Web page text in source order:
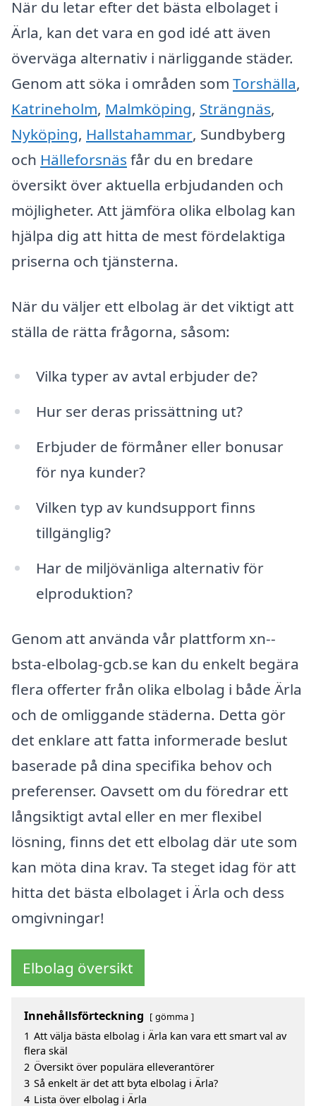
När du letar efter det bästa elbolaget i
Ärla, kan det vara en god idé att även
överväga alternativ i närliggande städer.
Genom att söka i områden som Torshälla,
Katrineholm, Malmköping, Strängnäs,
Nyköping, Hallstahammar, Sundbyberg
och Hälleforsnäs får du en bredare
översikt över aktuella erbjudanden och
möjligheter. Att jämföra olika elbolag kan
hjälpa dig att hitta de mest fördelaktiga
priserna och tjänsterna.
När du väljer ett elbolag är det viktigt att
ställa de rätta frågorna, såsom:
Vilka typer av avtal erbjuder de?
Hur ser deras prissättning ut?
Erbjuder de förmåner eller bonusar
för nya kunder?
Vilken typ av kundsupport finns
tillgänglig?
Har de miljövänliga alternativ för
elproduktion?
Genom att använda vår plattform xn--
bsta-elbolag-gcb.se kan du enkelt begära
flera offerter från olika elbolag i både Ärla
och de omliggande städerna. Detta gör
det enklare att fatta informerade beslut
baserade på dina specifika behov och
preferenser. Oavsett om du föredrar ett
långsiktigt avtal eller en mer flexibel
lösning, finns det ett elbolag där ute som
kan möta dina krav. Ta steget idag för att
hitta det bästa elbolaget i Ärla och dess
omgivningar!
Elbolag översikt
Innehållsförteckning gömma
1 Att välja bästa elbolag i Ärla kan vara ett smart val av
flera skäl
2 Översikt över populära elleverantörer
3 Så enkelt är det att byta elbolag i Ärla?
4 Lista över elbolag i Ärla